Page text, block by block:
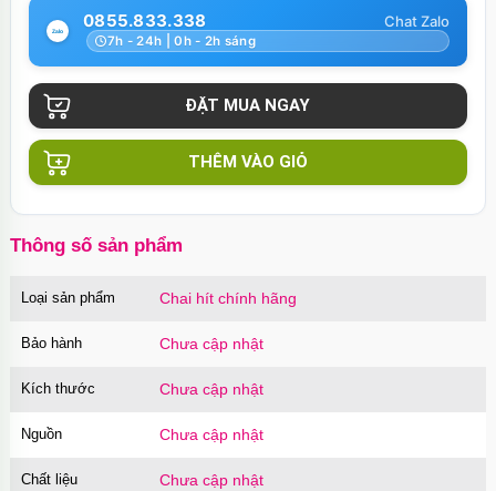
0855.833.338
7h - 24h | 0h - 2h sáng
THÊM VÀO GIỎ
Thông số sản phẩm
Loại sản phẩm Chai hít chính hãng
Bảo hành Chưa cập nhật
Kích thước Chưa cập nhật
Nguồn Chưa cập nhật
Chất liệu Chưa cập nhật